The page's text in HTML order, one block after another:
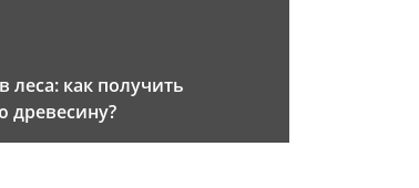
леса: как получить
древесину?